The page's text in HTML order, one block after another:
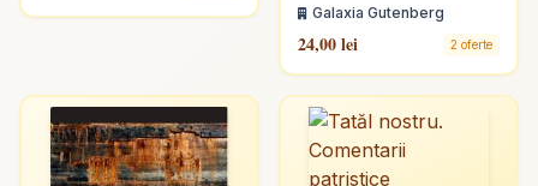
Galaxia Gutenberg
24,00 lei 2 oferte